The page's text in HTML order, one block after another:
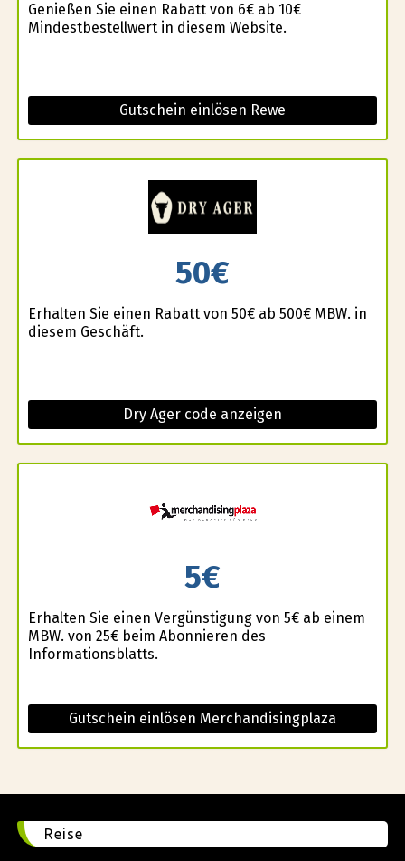
Genießen Sie einen Rabatt von 6€ ab 10€
Mindestbestellwert in diesem Website.
Gutschein einlösen Rewe
50€
Erhalten Sie einen Rabatt von 50€ ab 500€ MBW. in
diesem Geschäft.
Dry Ager code anzeigen
5€
Erhalten Sie einen Vergünstigung von 5€ ab einem
MBW. von 25€ beim Abonnieren des
Informationsblatts.
Gutschein einlösen Merchandisingplaza
Reise